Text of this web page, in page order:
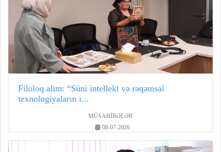
Filoloq alim: “Süni intellekt və rəqəmsal
texnologiyaların i...
MÜSAHİBƏLƏR
08-07-2026